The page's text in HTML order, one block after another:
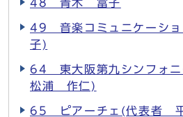
48 青木 富子
49 音楽コミュニケーシ
子)
64 東大阪第九シンフォ
松浦 作仁)
65 ピアーチェ(代表者